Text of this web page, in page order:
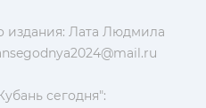
издания: Лата Людмила
сегодня":